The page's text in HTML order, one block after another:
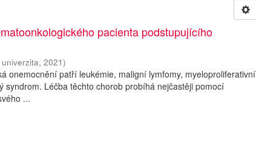
pacienta podstupujícího
,2021)
onemocnění patří leukémie, maligní lymfomy, myeloproliferativní
syndrom. Léčba těchto chorob probíhá nejčastěji pomocí
...